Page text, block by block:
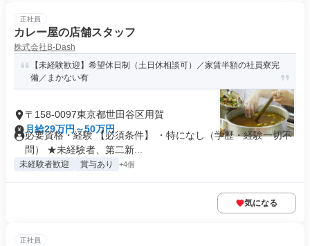
正社員
カレー屋の店舗スタッフ
株式会社B-Dash
【未経験歓迎】希望休日制（土日休相談可）／家賃半額の社員寮完
備／まかない有
〒158-0097東京都世田谷区用賀
月給29万円～50万円
必要資格・経験 【必須条件】 ・特になし（学歴・経験一切不
問） ★未経験者、第二新...
未経験者歓迎 賞与あり +4個
気になる
正社員